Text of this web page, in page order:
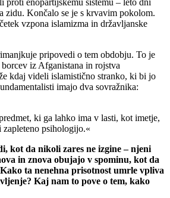
proti enopartijskemu sistemu – leto dni
zidu. Končalo se je s krvavim pokolom.
vzpona islamizma in državljanske
pripovedi o tem obdobju. To je
iz Afganistana in rojstva
kdaj videli islamistično stranko, ki bi jo
imajo dva sovražnika:
ki ga lahko ima v lasti, kot imetje,
psihologijo.«
kot da nikoli zares ne izgine – njeni
in znova obujajo v spominu, kot da
ta nenehna prisotnost umrle vpliva
Kaj nam to pove o tem, kako